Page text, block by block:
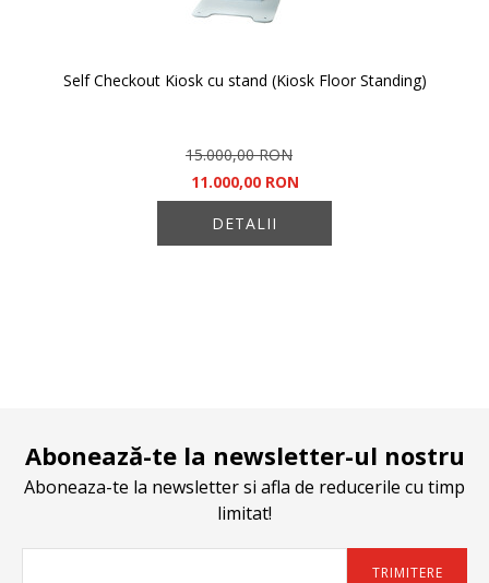
Self Checkout Kiosk cu stand (Kiosk Floor Standing)
15.000,00 RON
11.000,00 RON
DETALII
Abonează-te la newsletter-ul nostru
Aboneaza-te la newsletter si afla de reducerile cu timp
limitat!
TRIMITERE